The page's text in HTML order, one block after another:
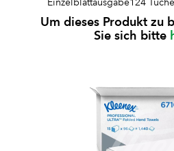
Blattmaße 31,8 x 21,5
zertifiziertpassend für
und
Um dieses Produkt zu
Sie sich bitte